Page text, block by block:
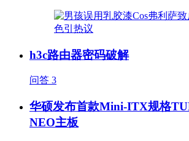
h3c路由器密码破解
问答 3
华硕发布首款Mini-ITX规格
NEO主板